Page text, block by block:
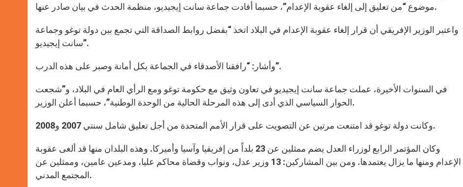
موضوع “من تعليق إلى إلغاء عقوبة الإعدام”، حسبما أفادت جماعة سانت إيجيديو، منظمة الحدث في بيان صادر عنها.
واعتبر الوزير الإفريقي أن قرار إلغاء عقوبة الإعدام في البلاد اتخذ “بفضل روابط الصداقة التي تجمع بين دولة توغو وجماعة
سانت إيجيديو”.
وأشار: “رافقنا الأصدقاء في الجماعة بكل أمانة وصبر على هذه الدرب”.
في السنوات الأخيرة، عملت جماعة سانت إيجيديو في تعاون وثيق مع حكومة توغو ومع الرأي العام في البلاد، و”شجعت
الحوار السياسي الذي أدى إلى هذه المرحلة الحالية من الوحدة الوطنية”، حسبما أعلن الوزير.
وكانت دولة توغو قد امتنعت مرتين عن التصويت على قرار الأمم المتحدة من أجل تعليق شامل سنتي 2007 و2008.
وكان المؤتمر الرابع لوزراء العدل يضم ممثلين عن 23 بلداً من إفريقيا وآسيا وأميركا. وهذه البلدان منها قد ألغى عقوبة
الإعدام ومنها ما يزال يعتمدها. ومن بين المشاركين: 13 وزير عدل، ونواب وقضاة محاكم عليا، ومدعين عامين، وممثلين عن
المجتمع المدني.